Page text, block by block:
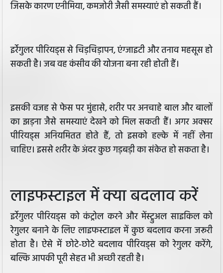
जिसके कारण एनीमिया, कमजोरी जैसी समस्याएं हो सकती हैं।
इर्रेगुलर पीरियड्स से चिड़चिड़ापन, एंग्जाइटी और तनाव महसूस हो
सकती है। जब वह कंसीव की योजना बना रही होती हैं।
इसकी वजह से फेस पर मुंहासे, शरीर पर अनचाहे बाल और बालों
का झड़ना जैसे समस्याएं देखने को मिल सकती हैं। अगर अक्सर
पीरियड्स अनियमितत होते हैं, तो इसको हल्के में नहीं लेना
चाहिए। इससे शरीर के अंदर कुछ गड़बड़ी का संकेत हो सकता है।
लाइफस्टाइल में क्या बदलाव करें
इर्रेगुलर पीरियड्स को कंट्रोल करने और मेंस्ट्रुअल साइकिल को
रेगुलर बनाने के लिए लाइफस्टाइल में कुछ बदलाव करना जरूरी
होता है। ऐसे में छोटे-छोटे बदलाव पीरियड्स को रेगुलर करेंगे,
बल्कि आपकी पूरी सेहत भी अच्छी रहती है।